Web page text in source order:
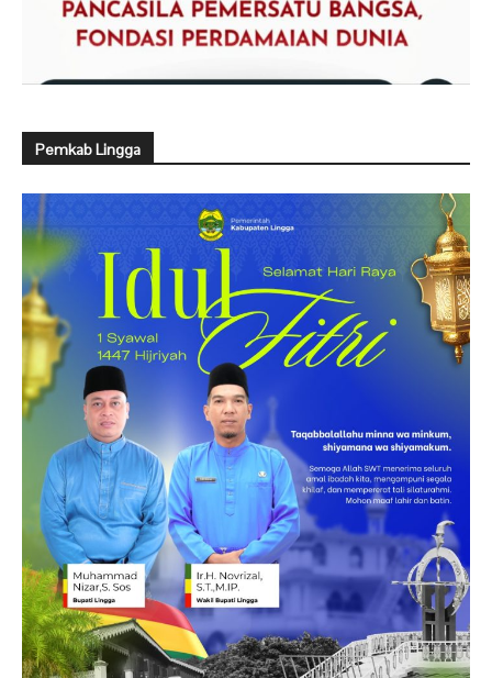
Pemkab Lingga